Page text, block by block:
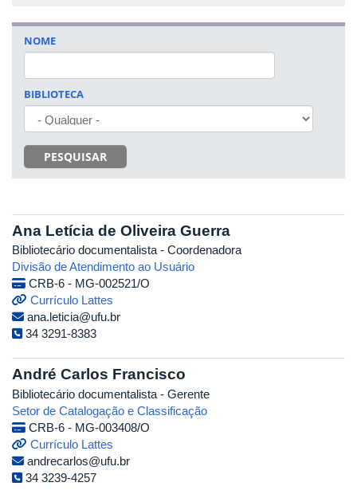
NOME
BIBLIOTECA
PESQUISAR
Ana Letícia de Oliveira Guerra
Bibliotecário documentalista - Coordenadora
Divisão de Atendimento ao Usuário
CRB-6 - MG-002521/O
Currículo Lattes
ana.leticia@ufu.br
34 3291-8383
André Carlos Francisco
Bibliotecário documentalista - Gerente
Setor de Catalogação e Classificação
CRB-6 - MG-003408/O
Currículo Lattes
andrecarlos@ufu.br
34 3239-4257